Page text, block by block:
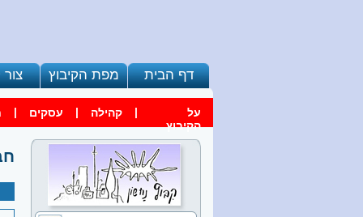
דף הבית מפת הקיבוץ
על
הקיבוץ
| קהילה | עסקים |